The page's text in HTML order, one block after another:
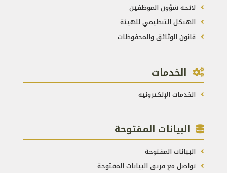
لائحة شؤون الموظفين
الهيكل التنظيمي للهيئة
قانون الوثائق والمحفوظات
الخدمات
الخدمات الإلكترونية
البيانات المفتوحة
البيانات المفتوحة
تواصل مع فريق البيانات المفتوحة